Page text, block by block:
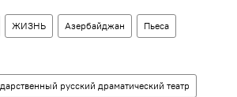
ЖИЗНЬ Азербайджан Пьеса
русский драматический театр